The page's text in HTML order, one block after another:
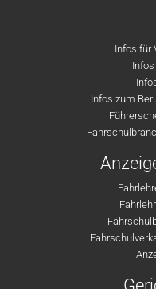
Infos für
Infos zum